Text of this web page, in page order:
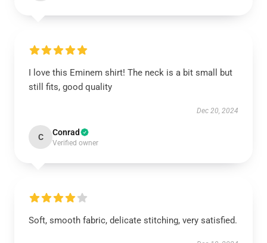
I love this Eminem shirt! The neck is a bit small but
still fits, good quality
Dec 20, 2024
C Conrad
Verified owner
Soft, smooth fabric, delicate stitching, very satisfied.